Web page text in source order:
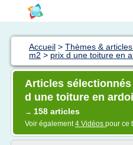
Accueil > Thèmes &
m2 > prix d une toiture en
Articles
d une toiture en
→ 158 articles
Voir également4 Vidéos pour ce